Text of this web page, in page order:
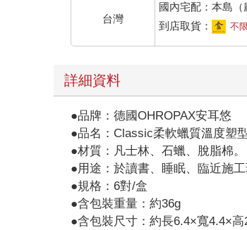
台灣
國內宅配：本島（
到店取貨：
不
詳細資料
●品牌：德國OHROPAX安耳悠
●品名：Classic柔軟蠟質溫度塑
●材質：凡士林、石蠟、脫脂棉。
●用途：於讀書、睡眠、臨近施
●規格：6對/盒
●含包裝重量：約36g
●含包裝尺寸：約長6.4×寬4.4×高